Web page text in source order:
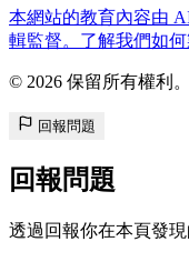
本網站的教育內容由
輯監督。了解我們如
© 2026 保留所有權利。
回報問題
回報問題
透過回報你在本頁發